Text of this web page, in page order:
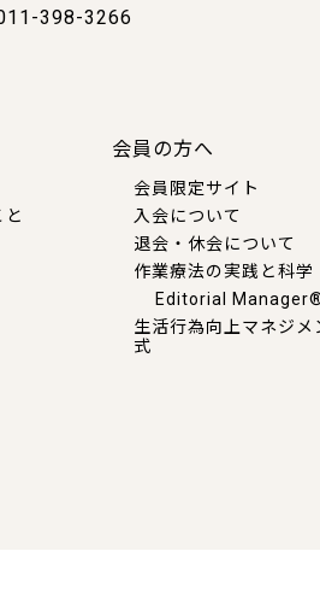
398-3266
会員の方へ
会員限定サイト
入会について
退会・休会について
作業療法の実践と科学
Editorial
生活行為向上マネジメ
式